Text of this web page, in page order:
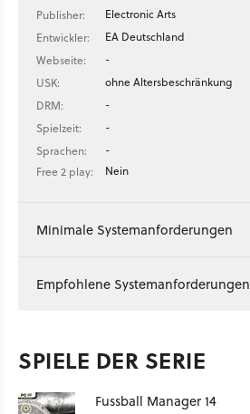
Publisher:
Electronic Arts
Entwickler:
EA Deutschland
Webseite:
-
USK:
ohne Altersbeschränkung
DRM:
-
Spielzeit:
-
Sprachen:
-
Free 2 play:
Nein
Minimale Systemanforderungen
Empfohlene Systemanforderungen
SPIELE DER SERIE
Fussball Manager 14